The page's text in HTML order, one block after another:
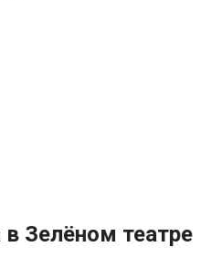
Зелёном театре